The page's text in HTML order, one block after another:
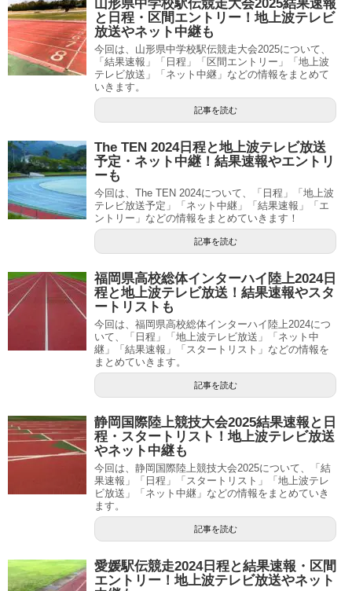
山形県中学校駅伝競走大会2025結果速報
と日程・区間エントリー！地上波テレビ
放送やネット中継も
今回は、山形県中学校駅伝競走大会2025について、
「結果速報」「日程」「区間エントリー」「地上波
テレビ放送」「ネット中継」などの情報をまとめて
いきます。
記事を読む
The TEN 2024日程と地上波テレビ放送
予定・ネット中継！結果速報やエントリ
ーも
今回は、The TEN 2024について、「日程」「地上波
テレビ放送予定」「ネット中継」「結果速報」「エ
ントリー」などの情報をまとめていきます！
記事を読む
福岡県高校総体インターハイ陸上2024日
程と地上波テレビ放送！結果速報やスタ
ートリストも
今回は、福岡県高校総体インターハイ陸上2024につ
いて、「日程」「地上波テレビ放送」「ネット中
継」「結果速報」「スタートリスト」などの情報を
まとめていきます。
記事を読む
静岡国際陸上競技大会2025結果速報と日
程・スタートリスト！地上波テレビ放送
やネット中継も
今回は、静岡国際陸上競技大会2025について、「結
果速報」「日程」「スタートリスト」「地上波テレ
ビ放送」「ネット中継」などの情報をまとめていき
ます。
記事を読む
愛媛駅伝競走2024日程と結果速報・区間
エントリー！地上波テレビ放送やネット